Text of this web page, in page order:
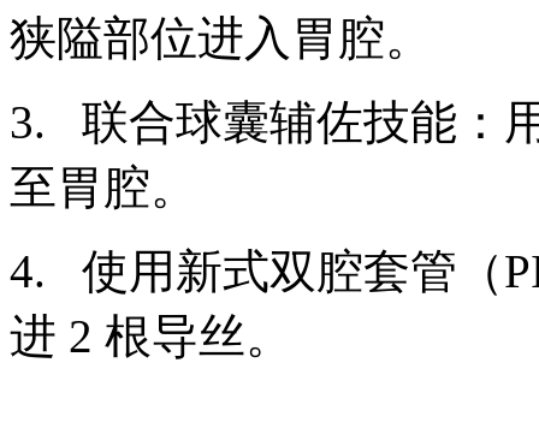
狭隘部位进入胃腔。
3. 联合球囊辅佐技能：
至胃腔。
4. 使用新式双腔套管（
进 2 根导丝。